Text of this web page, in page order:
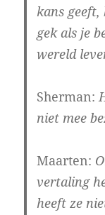
kans
gek als je
wereld
Sherman:
niet mee
Maarten:
vertaling
heeft ze